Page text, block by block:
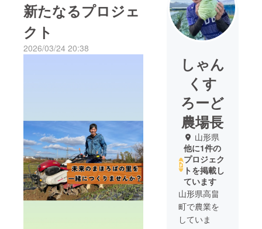
新たなるプロジェ
クト
2026/03/24 20:38
しゃん
くす
ろーど
農場長
山形県
他に1件の
プロジェク
トを掲載し
ています
山形県高畠
町で農業を
していま